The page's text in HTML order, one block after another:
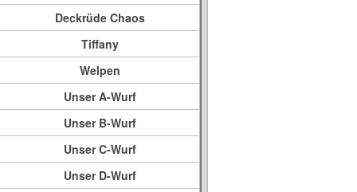
Deckrüde Chaos
Tiffany
Welpen
Unser A-Wurf
Unser B-Wurf
Unser C-Wurf
Unser D-Wurf